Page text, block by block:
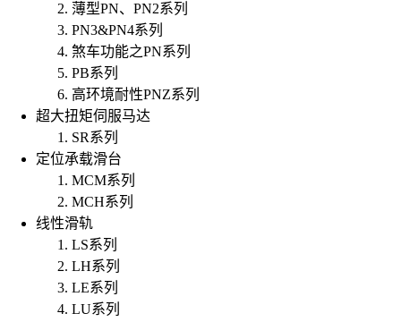
薄型PN、PN2系列
PN3&PN4系列
煞车功能之PN系列
PB系列
高环境耐性PNZ系列
超大扭矩伺服马达
SR系列
定位承载滑台
MCM系列
MCH系列
线性滑轨
LS系列
LH系列
LE系列
LU系列